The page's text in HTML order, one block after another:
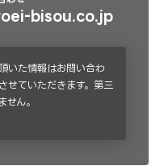
bisou.co.jp
いた情報はお問い合わ
せていただきます。第三
せん。